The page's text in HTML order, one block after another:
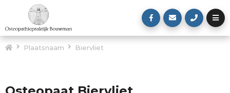
Plaatsnaam Biervliet